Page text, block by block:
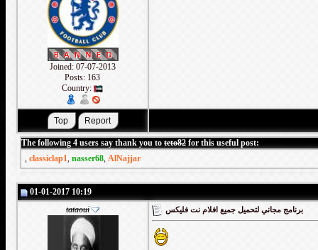
Joined: 07-07-2013
Posts: 163
Country:
The following 4 users say thank you to teto82 for this useful post:
, classiclap1, nasser68, AlNajjar
01-01-2017 10:19
tataoui
برنامج مجاني لتحميل جميع افلام نت فليكس